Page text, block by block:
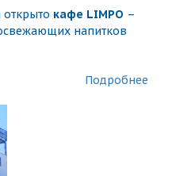
кафе LIMPO –
напитков
Подробнее